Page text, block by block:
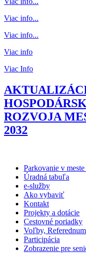
Viac info...
Viac info...
Viac info
Viac Info
ROZVOJA
2032
Parkovanie v
Úradná tabuľa
e-služby
Ako vybaviť
Kontakt
Projekty a dotácie
Cestovné poriadky
Voľby,
Participácia
Zobrazenie pre